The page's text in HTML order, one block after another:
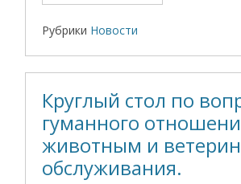
Рубрики Новости
Круглый стол по
гуманного
животным и
обслуживания.